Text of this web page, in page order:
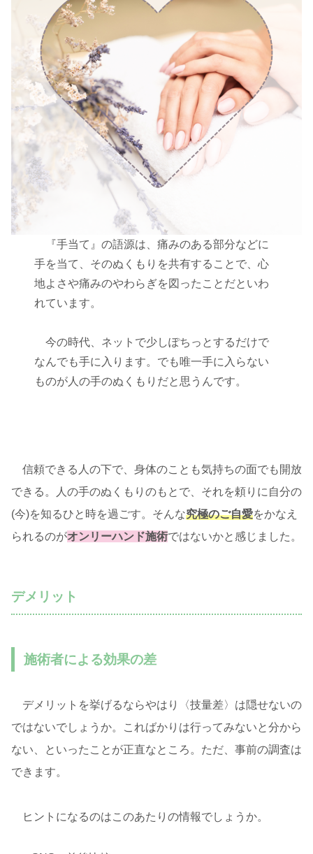
『手当て』の語源は、痛みのある部分などに
手を当て、そのぬくもりを共有することで、心
地よさや痛みのやわらぎを図ったことだといわ
れています。
今の時代、ネットで少しぽちっとするだけで
なんでも手に入ります。でも唯一手に入らない
ものが人の手のぬくもりだと思うんです。
信頼できる人の下で、身体のことも気持ちの面でも開放
できる。人の手のぬくもりのもとで、それを頼りに自分の
(今)を知るひと時を過ごす。そんな究極のご自愛をかなえ
られるのがオンリーハンド施術ではないかと感じました。
デメリット
施術者による効果の差
デメリットを挙げるならやはり〈技量差〉は隠せないの
ではないでしょうか。こればかりは行ってみないと分から
ない、といったことが正直なところ。ただ、事前の調査は
できます。
ヒントになるのはこのあたりの情報でしょうか。